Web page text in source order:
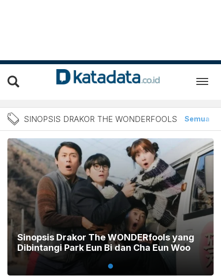
Berita Sinopsis Drakor
SINOPSIS DRAKOR THE WONDERFOOLS Semua
Sinopsis Drakor The WONDERfools yang
Dibintangi Park Eun Bi dan Cha Eun Woo